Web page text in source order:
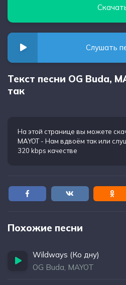
Слушать
Текст песни OG Buda,
так
На этой странице вы можете
MAYOT - Нам вдвоём такили
320 kbps качестве
Похожие песни
Wildways (Ко дну)
OG Buda, MAYOT